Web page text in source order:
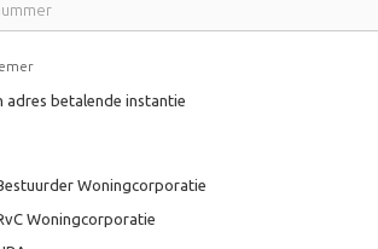
adres betalende instantie
Woningcorporatie
Woningcorporatie